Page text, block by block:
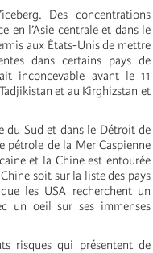
Des concentrations
en l’Asie centrale et dans le
aux États-Unis de mettre
dans certains pays de
inconcevable avant le 11
et au Kirghizstan et
du Sud et dans le Détroit de
pétrole de la Mer Caspienne
et la Chine est entourée
soit sur la liste des pays
les USA recherchent un
un oeil sur ses immenses
risques qui présentent de